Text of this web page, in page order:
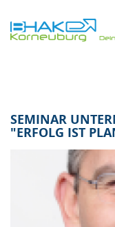
zum
Inhalt
SEMINAR
"ERFOLG IST